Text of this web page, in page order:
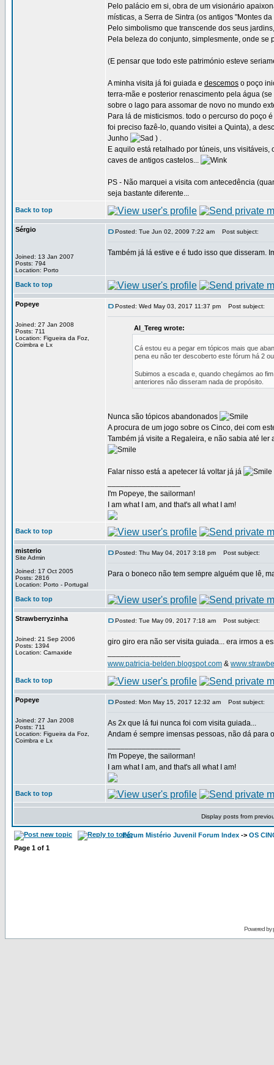
Pelo palácio em si, obra de um visionário
místicas, a Serra de Sintra (os antigos "Montes da
Pelo simbolismo que transcende dos seus
Pela beleza do conjunto, simplesmente, onde
(E pensar que todo este património esteve
A minha visita já foi guiada e descemos o poço
terra-mãe e posterior renascimento pela água
sobre o lago para assomar de novo no mundo
Para lá de misticismos. todo o percurso do poço
foi preciso fazê-lo, quando visitei a Quinta), a
Junho
) .
E aquilo está retalhado por túneis, uns
caves de antigos castelos...
PS - Não marquei a visita com antecedência
seja bastante diferente...
Back to top
Sérgio
Joined: 13 Jan 2007
Posts: 794
Location: Porto
Posted: Tue Jun 02, 2009 7:22 am Post subject:
Também já lá estive e é tudo isso que disseram.
Back to top
Popeye
Joined: 27 Jan 2008
Posts: 711
Location: Figueira da Foz,
Coimbra e Lx
Posted: Wed May 03, 2017 11:37 pm Post subject:
Al_Tereg wrote:
Cá estou eu a pegar em tópicos mais que
pena eu não ter descoberto este fórum há 2
Subimos a escada e, quando chegámos ao
anteriores não disseram nada de propósito.
Nunca são tópicos abandonados
A procura de um jogo sobre os Cinco, dei com
Também já visite a Regaleira, e não sabia até
Falar nisso está a apetecer lá voltar já já
I'm Popeye, the sailorman!
I am what I am, and that's all what I am!
Back to top
misterio
Site Admin
Joined: 17 Oct 2005
Posts: 2816
Location: Porto - Portugal
Posted: Thu May 04, 2017 3:18 pm Post subject:
Para o boneco não tem sempre alguém que lê,
Back to top
Strawberryzinha
Joined: 21 Sep 2006
Posts: 1394
Location: Carnaxide
Posted: Tue May 09, 2017 7:18 am Post subject:
giro giro era não ser visita guiada... era irmos a
www.patricia-belden.blogspot.com &
Back to top
Popeye
Joined: 27 Jan 2008
Posts: 711
Location: Figueira da Foz,
Coimbra e Lx
Posted: Mon May 15, 2017 12:32 am Post subject:
As 2x que lá fui nunca foi com visita guiada...
Andam é sempre imensas pessoas, não dá para
I'm Popeye, the sailorman!
I am what I am, and that's all what I am!
Back to top
Display posts from
Fórum Mistério Juvenil Forum Index -> OS
Page 1 of 1
Powered by